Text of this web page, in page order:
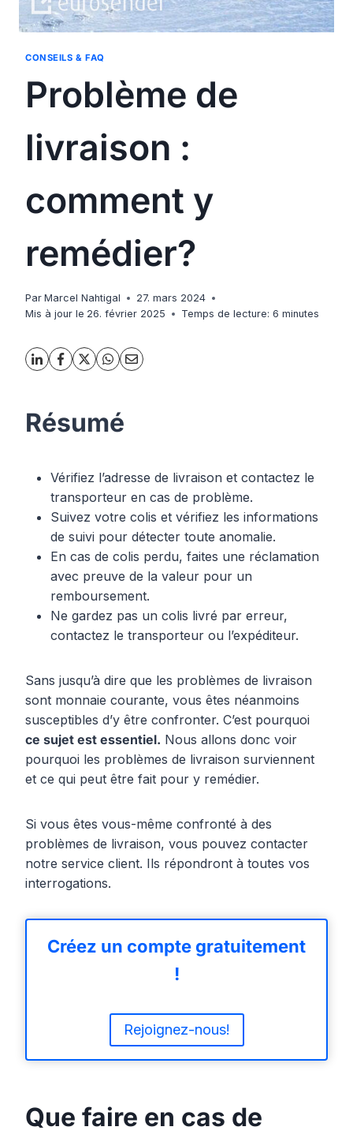
CONSEILS & FAQ
Problème de
livraison :
comment y
remédier?
Par Marcel Nahtigal
27. mars 2024
Mis à jour le 26. février 2025 Temps de lecture: 6minutes
Résumé
Vérifiez l’adresse de livraison et contactez le
transporteur en cas de problème.
Suivez votre colis et vérifiez les informations
de suivi pour détecter toute anomalie.
En cas de colis perdu, faites une réclamation
avec preuve de la valeur pour un
remboursement.
Ne gardez pas un colis livré par erreur,
contactez le transporteur ou l’expéditeur.
Sans jusqu’à dire que les problèmes de livraison
sont monnaie courante, vous êtes néanmoins
susceptibles d’y être confronter. C’est pourquoi
ce sujet est essentiel. Nous allons donc voir
pourquoi les problèmes de livraison surviennent
et ce qui peut être fait pour y remédier.
Si vous êtes vous-même confronté à des
problèmes de livraison, vous pouvez contacter
notre service client. Ils répondront à toutes vos
interrogations.
Créez un compte gratuitement
!
Rejoignez-nous!
Que faire en cas de